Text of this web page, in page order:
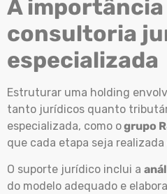
A importância
consultoria
especializada
Estruturar uma holding
tanto jurídicos quanto
especializada, como ogrupo
que cada etapa seja
O suporte jurídico inclui a
do modelo adequado e